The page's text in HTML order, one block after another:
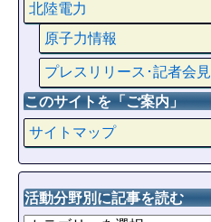
北陸電力
原子力情報
プレスリリース･記者会見
このサイトを「ご案内」
サイトマップ
活動分野別に記事を読む